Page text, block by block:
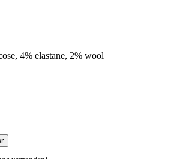
4% elastane, 2% wool